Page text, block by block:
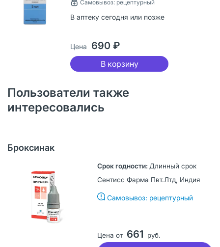
Самовывоз: рецептурный
В аптеку сегодня или позже
Цена 690 ₽
В корзину
Пользователи также
интересовались
Броксинак
Длинный срок
Сентисс Фарма Пвт.Лтд, Индия
Самовывоз: рецептурный
Цена от 661 руб.